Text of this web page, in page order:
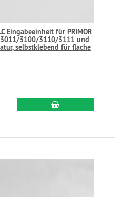
Eingabeeinheit für PRIMOR
3100/3110/3111 und
selbstklebend für flache